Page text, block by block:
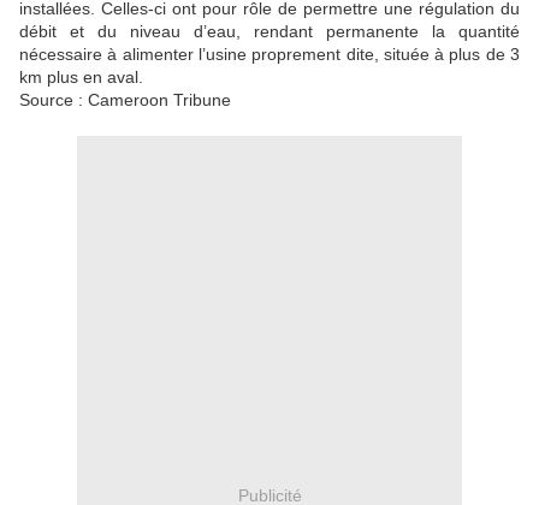
installées. Celles-ci ont pour rôle de permettre une régulation du
débit et du niveau d’eau, rendant permanente la quantité
nécessaire à alimenter l’usine proprement dite, située à plus de 3
km plus en aval.
Source : Cameroon Tribune
Publicité